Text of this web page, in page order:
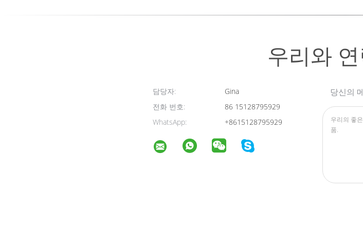
우리와
담당자:
Gina
전화 번호:
86 15128795929
WhatsApp:
+8615128795929
당신의